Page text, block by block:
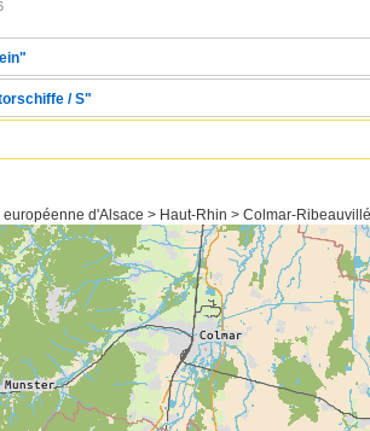
/ S"
d'Alsace > Haut-Rhin > Colmar-